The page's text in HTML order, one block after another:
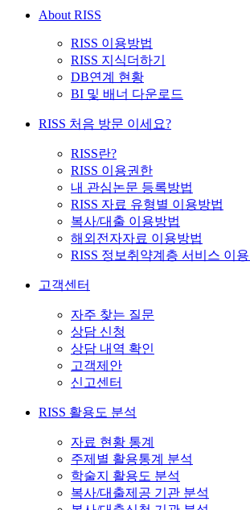
About RISS
RISS 이용방법
RISS 지식더하기
DB연계 현황
BI 및 배너 다운로드
RISS 처음 방문 이세요?
RISS란?
RISS 이용권한
내 관심논문 등록방법
RISS 자료 유형별 이용방법
복사/대출 이용방법
해외전자자료 이용방법
RISS 정보취약계층 서비스 이
고객센터
자주 찾는 질문
상담 신청
상담 내역 확인
고객제안
신고센터
RISS 활용도 분석
자료 현황 통계
주제별 활용통계 분석
학술지 활용도 분석
복사/대출제공 기관 분석